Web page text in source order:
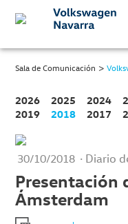
Sala de Comunicación >
2026 2025 2024
2019
2018 2017
30/10/2018 · Diario
Presentación
Ámsterdam